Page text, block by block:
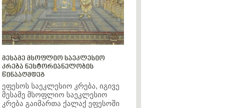
მესამე მსოფლიო საეკლესიო
კრება ნესტორიანელობის
წინააღმდეგ
ეფესოს საეკლესიო კრება, იგივე
მესამე მსოფლიო საეკლესიო
კრება გაიმართა ქალაქ ეფესოში